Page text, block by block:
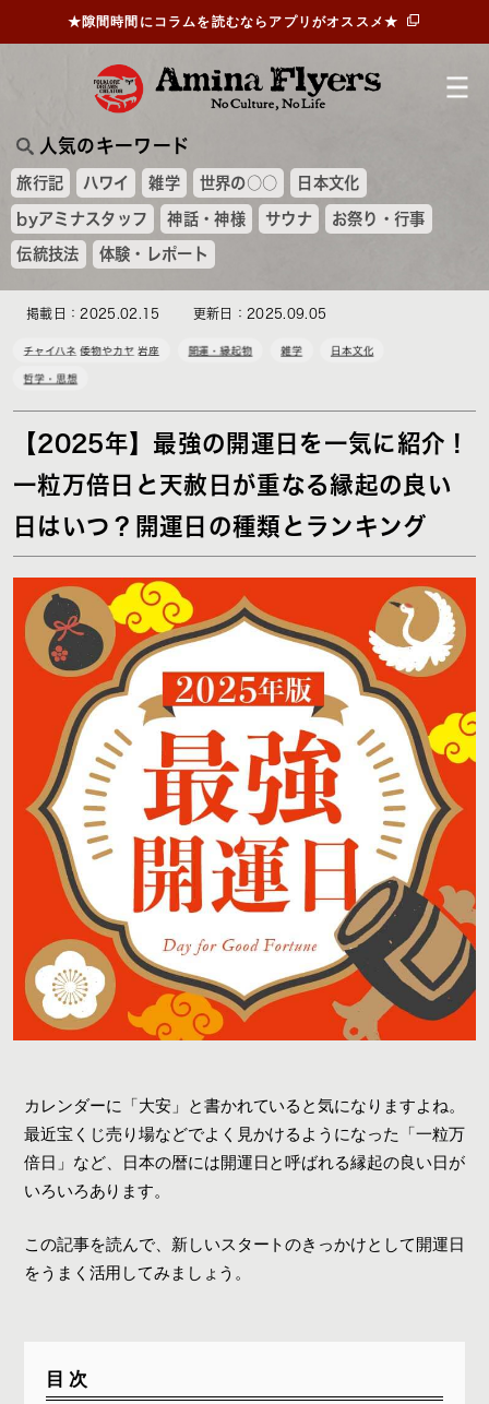
人気のキーワード
旅行記 ハワイ 雑学 世界の○○ 日本文化
byアミナスタッフ 神話・神様 サウナ お祭り・行事
伝統技法 体験・レポート
★隙間時間にコラムを読むならアプリがオススメ★
掲載日：2025.02.15 更新日：2025.09.05
チャイハネ 倭物やカヤ 岩座 開運・縁起物 雑学 日本文化
哲学・思想
【2025年】最強の開運日を一気に紹介！
一粒万倍日と天赦日が重なる縁起の良い
日はいつ？開運日の種類とランキング
カレンダーに「大安」と書かれていると気になりますよね。
最近宝くじ売り場などでよく見かけるようになった「一粒万
倍日」など、日本の暦には開運日と呼ばれる縁起の良い日が
いろいろあります。
この記事を読んで、新しいスタートのきっかけとして開運日
をうまく活用してみましょう。
目次